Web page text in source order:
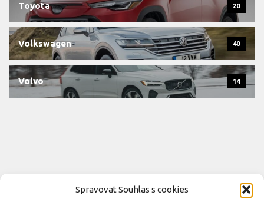
Spravovat Souhlas s cookies
Toyota 20
Volkswagen 40
Volvo 14